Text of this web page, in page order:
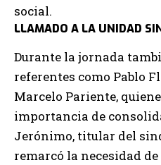
social.
LLAMADO A LA UNIDAD
Durante la jornada
referentes como Pablo
Marcelo Pariente,
importancia de
Jerónimo, titular del
remarcó la necesidad